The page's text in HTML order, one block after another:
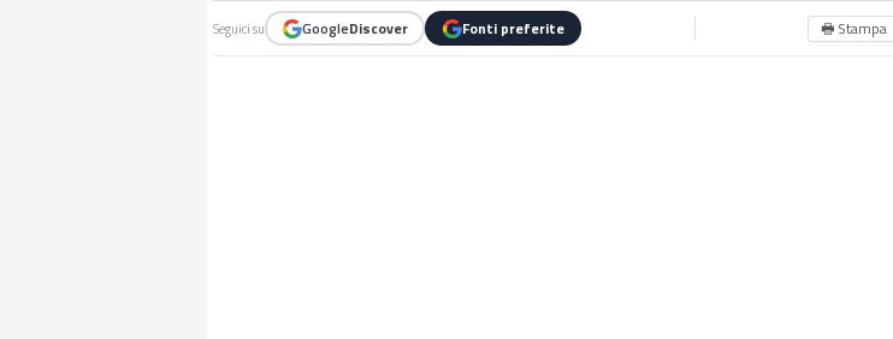
Seguici su GoogleDiscover Fonti preferite 🖶 Stampa